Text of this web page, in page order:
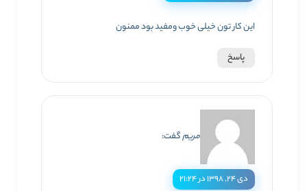
این کار تون خیلی خوب ومفید بود ممنون
پاسخ
مریمگفت:
دی ۲۴, ۱۳۹۸ در ۲۱:۲۴